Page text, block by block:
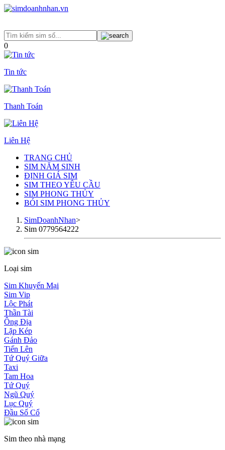
0
Tin tức
Thanh Toán
Liên Hệ
TRANG CHỦ
SIM NĂM SINH
ĐỊNH GIÁ SIM
SIM THEO YÊU CẦU
SIM PHONG THỦY
BÓI SIM PHONG THỦY
SimDoanhNhan>
Sim 0779564222
Loại sim
Sim Khuyến Mại
Sim Vip
Lộc Phát
Thần Tài
Ông Địa
Lặp Kép
Gánh Đảo
Tiến Lên
Tứ Quý Giữa
Taxi
Tam Hoa
Tứ Quý
Ngũ Quý
Lục Quý
Đầu Số Cổ
Sim theo nhà mạng